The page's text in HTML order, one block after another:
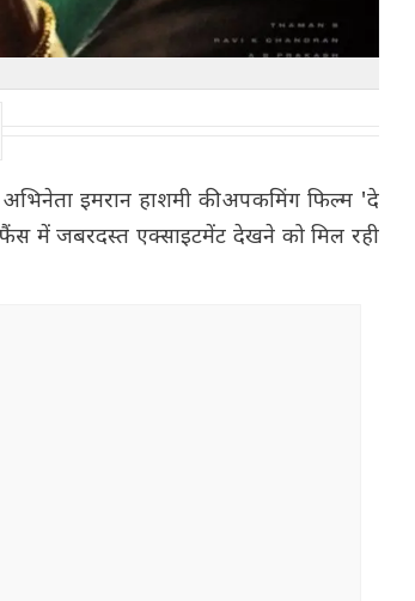
इमरान हाशमी की अपकमिंग फिल्म 'दे
में जबरदस्त एक्साइटमेंट देखने को मिल रही